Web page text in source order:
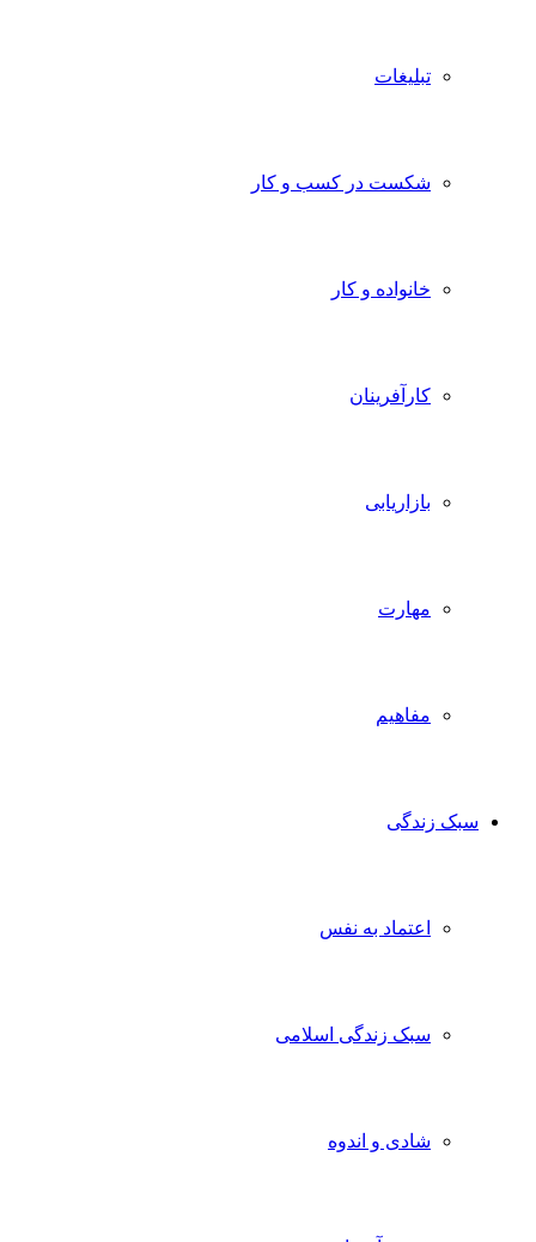
تبلیغات
شکست در کسب و کار
خانواده و کار
کارآفرینان
بازاریابی
مهارت
مفاهیم
سبک زندگی
اعتماد به نفس
سبک زندگی اسلامی
شادی و اندوه